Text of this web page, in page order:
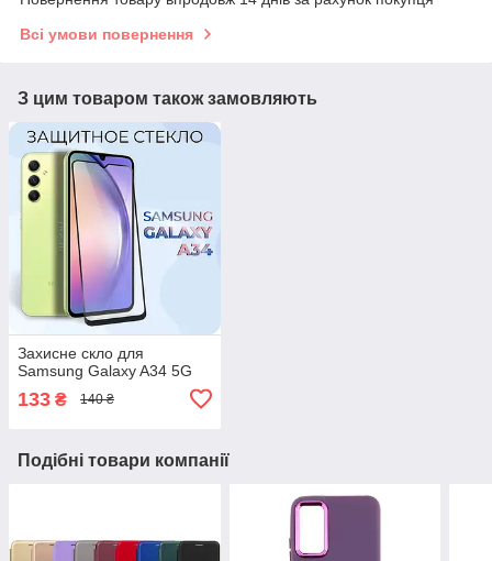
Всі умови повернення
З цим товаром також замовляють
Захисне скло для
Samsung Galaxy A34 5G
133 ₴ 140 ₴
Подібні товари компанії